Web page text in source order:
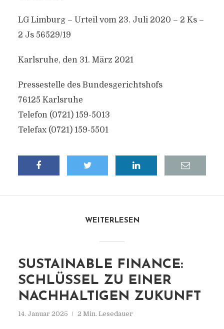
LG Limburg – Urteil vom 23. Juli 2020 – 2 Ks –
2 Js 56529/19
Karlsruhe, den 31. März 2021
Pressestelle des Bundesgerichtshofs
76125 Karlsruhe
Telefon (0721) 159-5013
Telefax (0721) 159-5501
WEITERLESEN
SUSTAINABLE FINANCE:
SCHLÜSSEL ZU EINER
NACHHALTIGEN ZUKUNFT
14. Januar 2025 2 Min. Lesedauer